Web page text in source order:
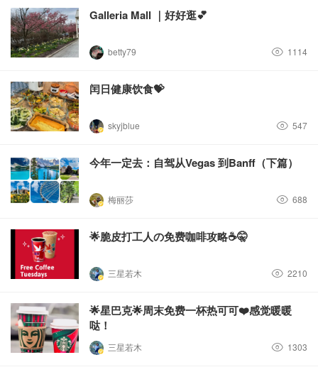
Galleria Mall ｜好好逛💕
betty79 1114
闰日健康饮食💝
skyjblue 547
今年一定去：自驾从Vegas 到Banff（下篇）
梅丽莎 688
🌟脆皮打工人の免费咖啡攻略☕️🤫
三星若木 2210
🌟星巴克🌟周末免费一杯热可可❤️感觉暖暖
哒！
三星若木 1303